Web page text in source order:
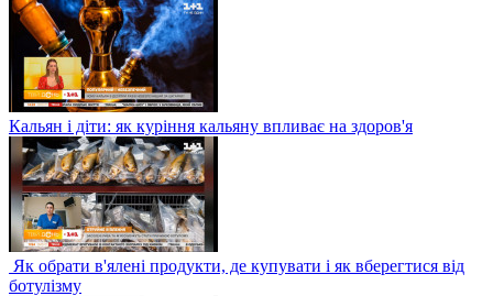
Кальян і діти: як куріння кальяну впливає на здоров'я
Як обрати в'ялені продукти, де купувати і як вберегтися від
ботулізму